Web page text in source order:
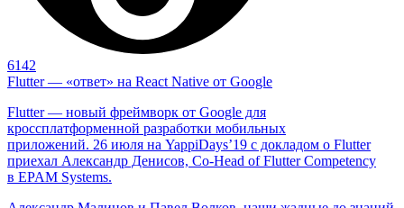
6142
Flutter — «ответ» на React Native от Google
Flutter — новый фреймворк от Google для
кроссплатформенной разработки мобильных
приложений. 26 июля на YappiDays’19 с докладом о Flutter
приехал Александр Денисов, Co-Head of Flutter Competency
в EPAM Systems.